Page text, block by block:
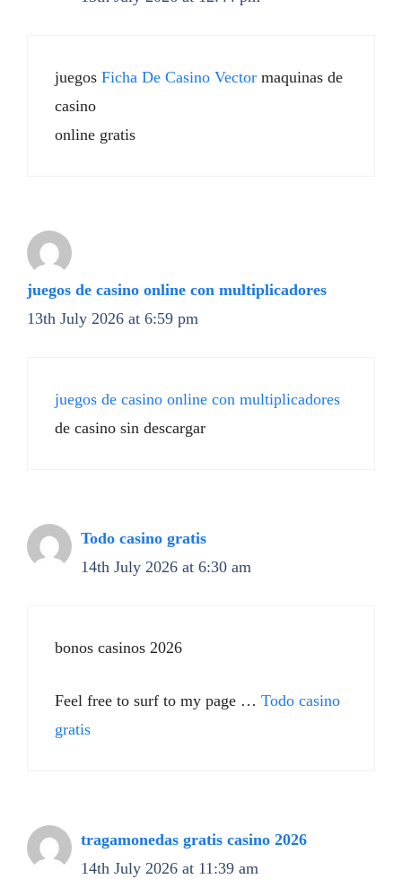
juegos Ficha De Casino Vector maquinas de
casino
online gratis
juegos de casino online con multiplicadores
13th July 2026 at 6:59 pm
juegos de casino online con multiplicadores
de casino sin descargar
Todo casino gratis
14th July 2026 at 6:30 am
bonos casinos 2026
Feel free to surf to my page … Todo casino
gratis
tragamonedas gratis casino 2026
14th July 2026 at 11:39 am